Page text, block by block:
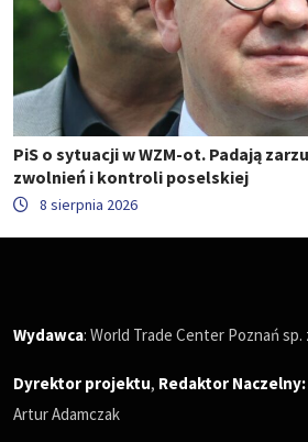
PiS o sytuacji w WZM-ot. Padają
zwolnień i kontroli poselskiej
8 sierpnia 2026
Wydawca: World Trade Center Poznań sp.
Dyrektor projektu, Redaktor Naczelny:
Artur Adamczak